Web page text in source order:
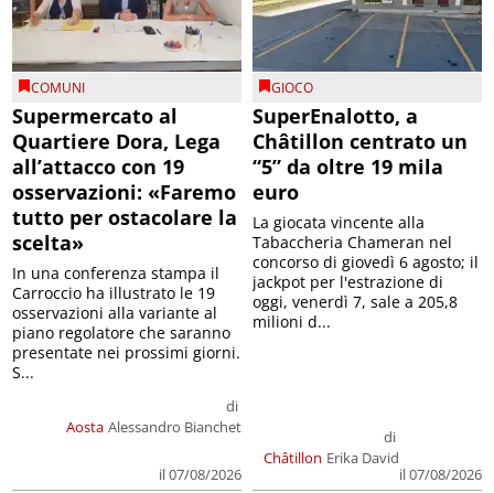
COMUNI
Supermercato al
Quartiere Dora, Lega
all’attacco con 19
osservazioni: «Faremo
tutto per ostacolare la
scelta»
Aosta
di
Alessandro Bianchet
il 07/08/2026
In una conferenza stampa il
Carroccio ha illustrato le 19
osservazioni alla variante al
piano regolatore che saranno
presentate nei prossimi giorni.
S...
GIOCO
SuperEnalotto, a
Châtillon centrato un
“5” da oltre 19 mila
euro
Châtillon
di
Erika David
il 07/08/2026
La giocata vincente alla
Tabaccheria Chameran nel
concorso di giovedì 6 agosto; il
jackpot per l'estrazione di
oggi, venerdì 7, sale a 205,8
milioni d...